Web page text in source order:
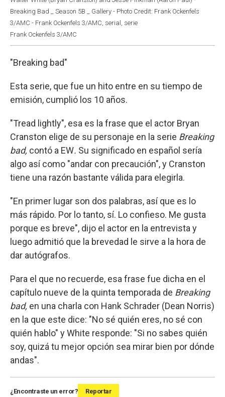
Breaking Bad _ Season 5B _ Gallery - Photo Credit: Frank Ockenfels
3/AMC - Frank Ockenfels 3/AMC, serial, serie
Frank Ockenfels 3/AMC
"Breaking bad"
Esta serie, que fue un hito entre en su tiempo de
emisión, cumplió los 10 años.
"Tread lightly", esa es la frase que el actor Bryan
Cranston elige de su personaje en la serie Breaking
bad, contó a EW. Su significado en español sería
algo así como "andar con precaución", y Cranston
tiene una razón bastante válida para elegirla.
"En primer lugar son dos palabras, así que es lo
más rápido. Por lo tanto, sí. Lo confieso. Me gusta
porque es breve", dijo el actor en la entrevista y
luego admitió que la brevedad le sirve a la hora de
dar autógrafos.
Para el que no recuerde, esa frase fue dicha en el
capítulo nueve de la quinta temporada de Breaking
bad, en una charla con Hank Schrader (Dean Norris)
en la que este dice: "No sé quién eres, no sé con
quién hablo" y White responde: "Si no sabes quién
soy, quizá tu mejor opción sea mirar bien por dónde
andas".
¿Encontraste un error? Reportar